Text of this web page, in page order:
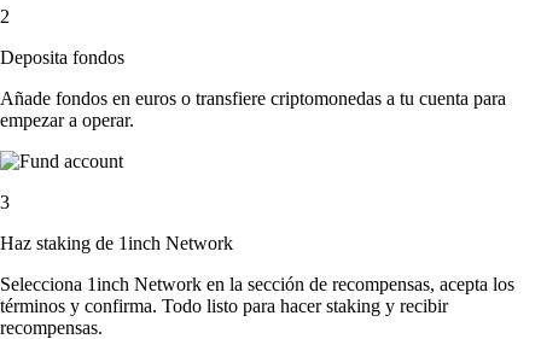
2
Deposita fondos
Añade fondos en euros o transfiere criptomonedas a tu cuenta para
empezar a operar.
3
Haz staking de 1inch Network
Selecciona 1inch Network en la sección de recompensas, acepta los
términos y confirma. Todo listo para hacer staking y recibir
recompensas.